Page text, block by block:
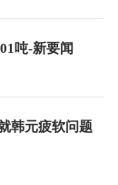
吨-新要闻
韩元疲软问题